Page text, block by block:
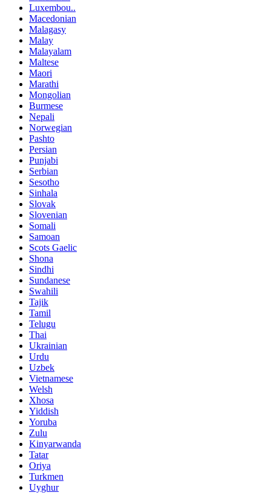
Luxembou..
Macedonian
Malagasy
Malay
Malayalam
Maltese
Maori
Marathi
Mongolian
Burmese
Nepali
Norwegian
Pashto
Persian
Punjabi
Serbian
Sesotho
Sinhala
Slovak
Slovenian
Somali
Samoan
Scots Gaelic
Shona
Sindhi
Sundanese
Swahili
Tajik
Tamil
Telugu
Thai
Ukrainian
Urdu
Uzbek
Vietnamese
Welsh
Xhosa
Yiddish
Yoruba
Zulu
Kinyarwanda
Tatar
Oriya
Turkmen
Uyghur